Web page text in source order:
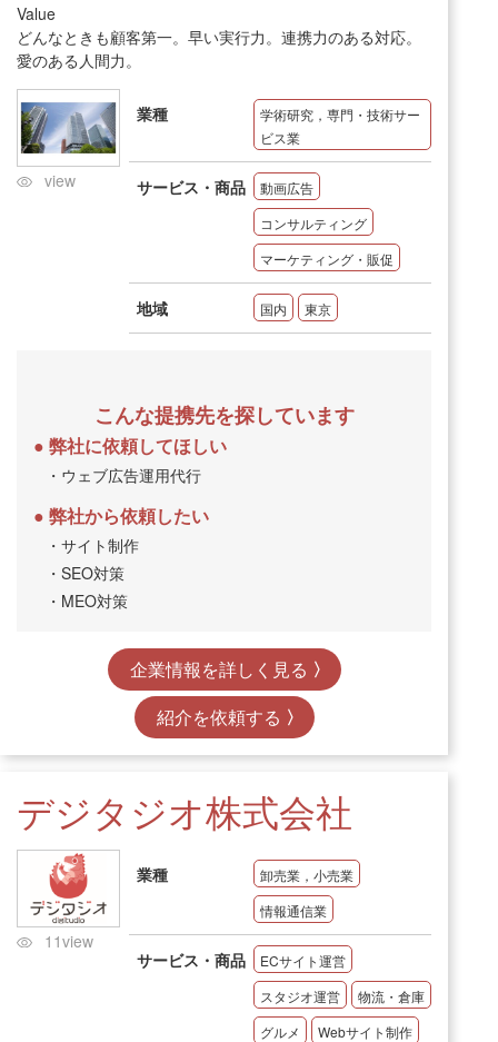
Value
どんなときも顧客第一。早い実行力。連携力のある対応。
愛のある人間力。
view
業種
学術研究，専門・技術サー
ビス業
サービス・商品
動画広告
コンサルティング
マーケティング・販促
地域 国内 東京
こんな提携先を探しています
弊社に依頼してほしい
・ウェブ広告運用代行
弊社から依頼したい
・サイト制作
・SEO対策
・MEO対策
企業情報を詳しく見る
紹介を依頼する
デジタジオ株式会社
11view
業種
卸売業，小売業
情報通信業
サービス・商品
ECサイト運営
スタジオ運営
物流・倉庫
グルメ
Webサイト制作